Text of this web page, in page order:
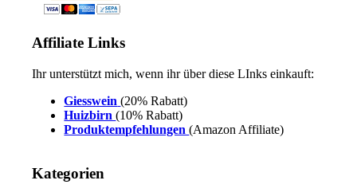
Affiliate Links
Ihr unterstützt mich, wenn ihr über diese LInks einkauft:
Giesswein (20% Rabatt)
Huizbirn(10% Rabatt)
Produktempfehlungen(Amazon Affiliate)
Kategorien